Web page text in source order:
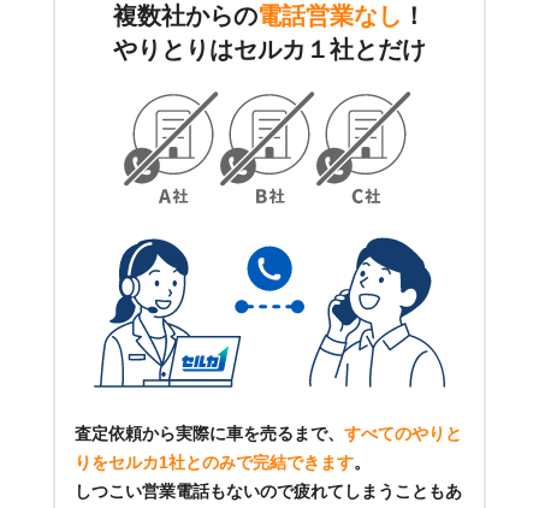
複数社からの電話営業なし ！
やりとりはセルカ１社とだけ
査定依頼から実際に車を売るまで、 すべてのやりと
りをセルカ1社とのみで完結できます。
しつこい営業電話もないので疲れてしまうこともあ